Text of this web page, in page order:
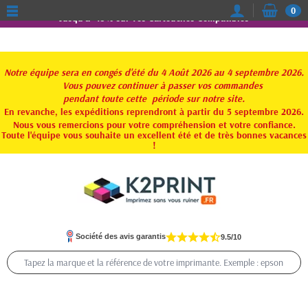
Jusqu'à -15% sur vos Cartouches Compatibles
Notre équipe sera en congés d'été du 4 Août 2026 au 4 septembre 2026.
Vous pouvez continuer à passer vos commandes
pendant toute cette période sur notre site.
En revanche, les expéditions reprendront à partir du 5 septembre 2026.
Nous vous remercions pour votre compréhension et votre confiance.
Toute l'équipe vous souhaite un excellent été et de très bonnes vacances
!
0
Société des avis garantis 9.5/10